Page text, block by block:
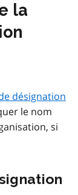
la
désignation
le nom
si